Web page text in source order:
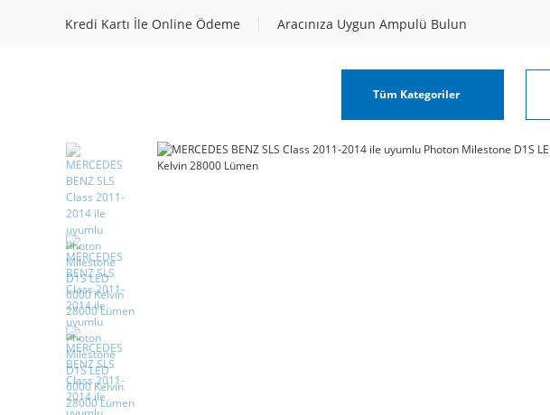
Kredi Kartı İle Online Ödeme Aracınıza Uygun Ampulü Bulun
Tüm Kategoriler